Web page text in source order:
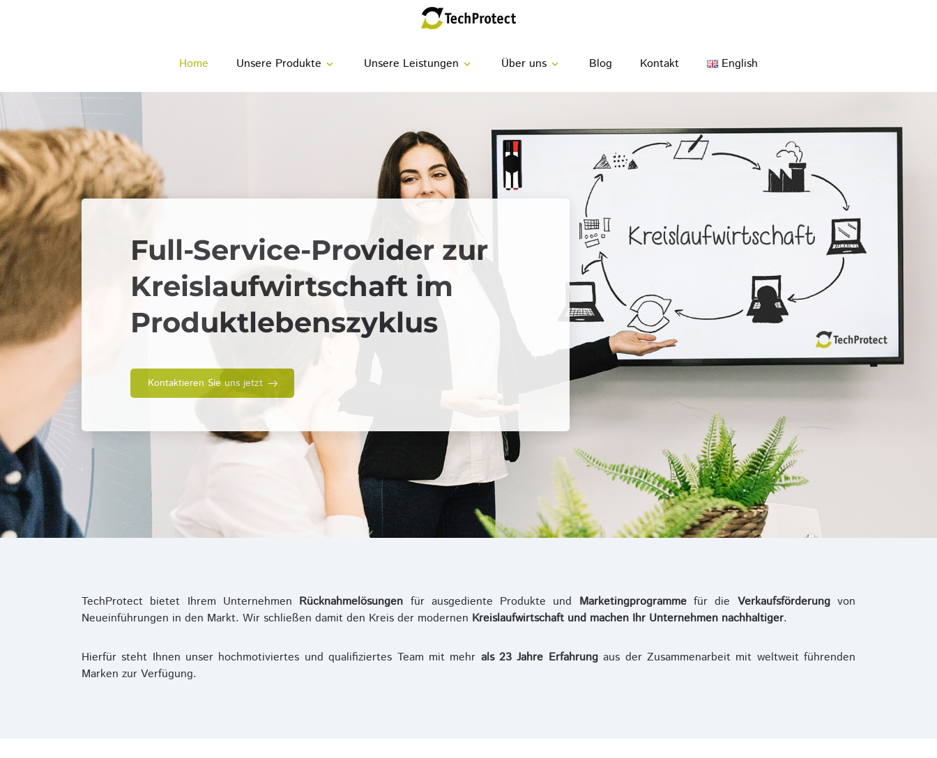
Unsere Produkte expand_more Unsere Leistungen expand_more Über uns expand_more Blog Kontakt English
Full-Service-Provider zur
Kreislaufwirtschaft im
Produktlebenszyklus
Kontaktieren Sie uns jetzt
TechProtect bietet Ihrem Unternehmen Rücknahmelösungen für ausgediente Produkte und Marketingprogrammefür die Verkaufsförderungvon
Neueinführungen in den Markt. Wir schließen damit den Kreis der modernen Kreislaufwirtschaft und machen Ihr Unternehmen nachhaltiger.
Hierfür steht Ihnen unser hochmotiviertes und qualifiziertes Team mit mehr als 23 Jahre Erfahrungaus der Zusammenarbeit mit weltweit führenden
Marken zur Verfügung.